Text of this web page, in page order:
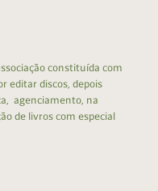
constituída com
editar discos, depois
agenciamento, na
de livros com especial